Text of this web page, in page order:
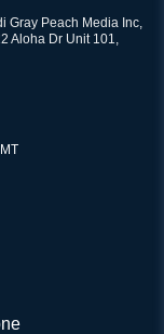
Gray Peach Media Inc,
Aloha Dr Unit 101,